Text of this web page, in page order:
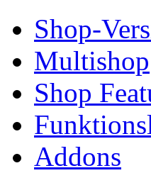
Shop-
Multishop
Shop
Addons